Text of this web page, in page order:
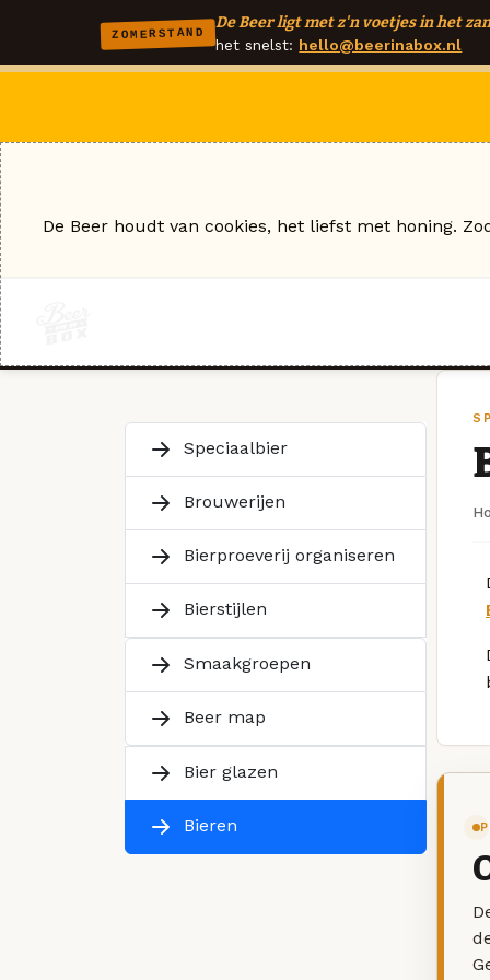
ZOMERSTAND
De Beer ligt met z'n voetjes in het
het snelst: hello@beerinabox.nl
Speciaalbier
Brouwerijen
Bierproeverij organiseren
Bierstijlen
Smaakgroepen
Beer map
Bier glazen
Bieren
De Beer houdt van cookies, het liefst met honing.